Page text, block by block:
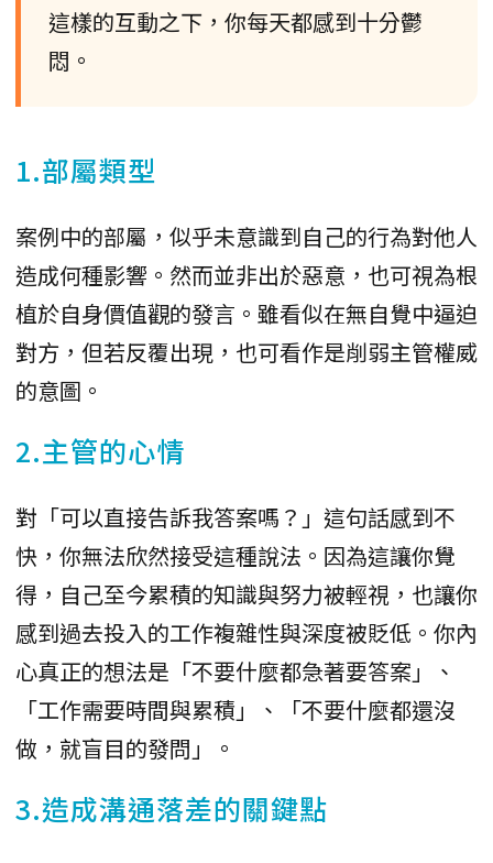
這樣的互動之下，你每天都感到十分鬱
悶。
1.部屬類型
案例中的部屬，似乎未意識到自己的行為對他人
造成何種影響。然而並非出於惡意，也可視為根
植於自身價值觀的發言。雖看似在無自覺中逼迫
對方，但若反覆出現，也可看作是削弱主管權威
的意圖。
2.主管的心情
對「可以直接告訴我答案嗎？」這句話感到不
快，你無法欣然接受這種說法。因為這讓你覺
得，自己至今累積的知識與努力被輕視，也讓你
感到過去投入的工作複雜性與深度被貶低。你內
心真正的想法是「不要什麼都急著要答案」、
「工作需要時間與累積」、「不要什麼都還沒
做，就盲目的發問」。
3.造成溝通落差的關鍵點